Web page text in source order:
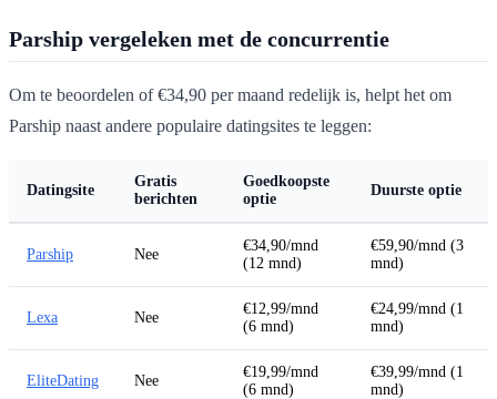
Parship vergeleken met de concurrentie
Om te beoordelen of €34,90 per maand redelijk is, helpt het om
Parship naast andere populaire datingsites te leggen:
Datingsite
Gratis
berichten
Goedkoopste
optie
Duurste optie
Parship Nee
€34,90/mnd
(12 mnd)
€59,90/mnd (3
mnd)
Lexa Nee
€12,99/mnd
(6 mnd)
€24,99/mnd (1
mnd)
EliteDating Nee
€19,99/mnd
(6 mnd)
€39,99/mnd (1
mnd)